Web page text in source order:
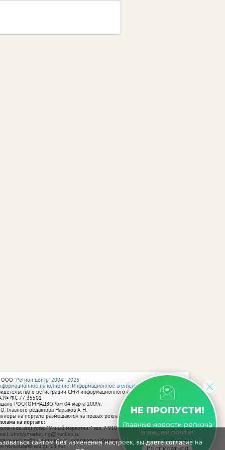
сайтом без изменения настроек, вы даете согласие на
НЕ ПРОПУСТИ!
Главные новости региона
в вашей почте!
"Регион центр" 2004 - 2026
наполнение: Информационное агентство vRossii.ru
о регистрации СМИ информационного агентства vRossii.ru
№ ФС 77‑35502
РОСКОМНАДЗОРом 04 марта 2009г.
Главного редактора Нарыков А. Н.
на портале размещаются на правах рекламы.
на портале:
агентство "Умный маркетинг" тел. 7-910-267-70-40,
umnyy.marketing@yandex.ru
публикации могут содержать информацию, не предназначенную
пользователей до 18 лет.